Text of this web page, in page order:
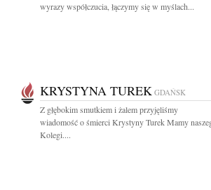
wyrazy współczucia, łączymy się w myślach...
KRYSTYNA TUREK GDAŃSK
Z głębokim smutkiem i żalem przyjęliśmy
wiadomość o śmierci Krystyny Turek Mamy
Kolegi....